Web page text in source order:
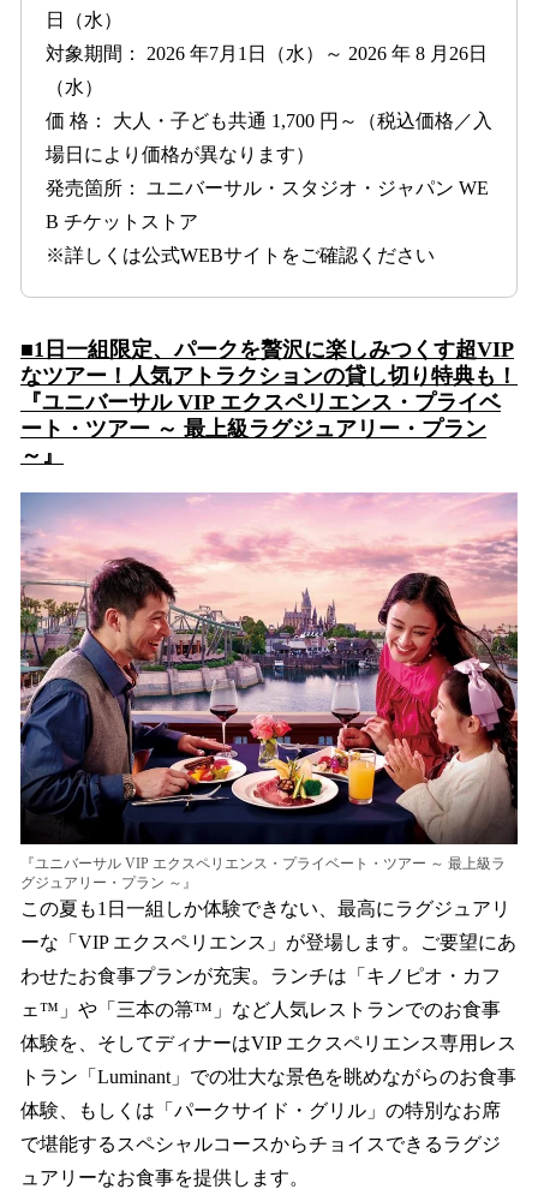
日（水）
対象期間： 2026 年7月1日（水）～ 2026 年 8 月26日
（水）
価 格： 大人・子ども共通 1,700 円～（税込価格／入
場日により価格が異なります）
発売箇所： ユニバーサル・スタジオ・ジャパン WE
B チケットストア
※詳しくは公式WEBサイトをご確認ください
■1日一組限定、パークを贅沢に楽しみつくす超VIP
なツアー！人気アトラクションの貸し切り特典も！
『ユニバーサル VIP エクスペリエンス・プライベ
ート・ツアー ～ 最上級ラグジュアリー・プラン
～』
『ユニバーサル VIP エクスペリエンス・プライベート・ツアー ～ 最上級ラ
グジュアリー・プラン ～』
この夏も1日一組しか体験できない、最高にラグジュアリ
ーな「VIP エクスペリエンス」が登場します。ご要望にあ
わせたお食事プランが充実。ランチは「キノピオ・カフ
ェ™」や「三本の箒™」など人気レストランでのお食事
体験を、そしてディナーはVIP エクスペリエンス専用レス
トラン「Luminant」での壮大な景色を眺めながらのお食事
体験、もしくは「パークサイド・グリル」の特別なお席
で堪能するスペシャルコースからチョイスできるラグジ
ュアリーなお食事を提供します。